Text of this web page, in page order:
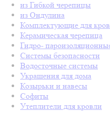
из Гибкой черепицы
из Ондулина
Комплектующие для
Керамическая черепица
Гидро-
Системы безопасности
Водосточные системы
Украшения для дома
Козырьки и навесы
Софиты
Утеплители для кровли